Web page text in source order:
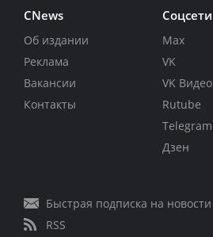
CNews
Об издании
Реклама
Вакансии
Контакты
Соцсети
Max
VK
VK Видео
Rutube
Telegram
Дзен
Быстрая подписка на новости
RSS